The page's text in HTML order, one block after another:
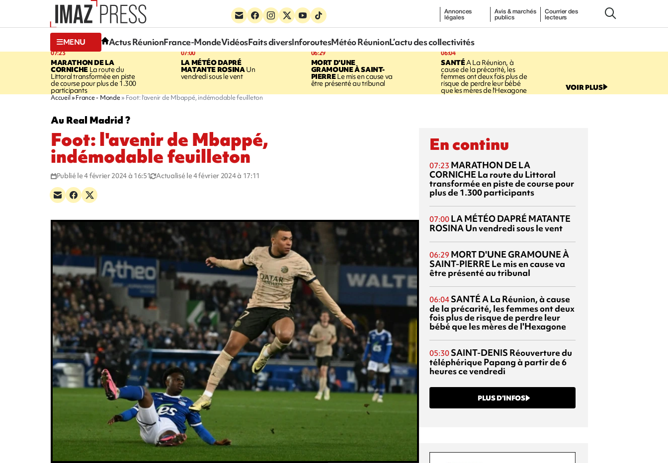
Annonces
légales
Avis & marchés
publics
Courrier des
lecteurs
MENU Actus RéunionFrance-MondeVidéosFaits diversInforoutesMétéo RéunionL’actu des collectivités
07:23
MARATHON DE LA
CORNICHELa route du
Littoral transformée en piste
de course pour plus de 1.300
participants
07:00
LA MÉTÉO DAPRÉ
MATANTE ROSINAUn
vendredi sous le vent
06:29
MORT D'UNE
GRAMOUNE À SAINT-
PIERRELe mis en cause va
être présenté au tribunal
06:04
SANTÉA La Réunion, à
cause de la précarité, les
femmes ont deux fois plus de
risque de perdre leur bébé
que les mères de l'Hexagone VOIR PLUS
Accueil France - Monde Foot: l'avenir de Mbappé, indémodable feuilleton
Au Real Madrid ?
Foot: l'avenir de Mbappé,
indémodable feuilleton
Publié le 4 février 2024 à 16:51 Actualisé le 4 février 2024 à 17:11
En continu
07:23 MARATHON DE LA
CORNICHE La route du Littoral
transformée en piste de course pour
plus de 1.300 participants
07:00 LA MÉTÉO DAPRÉ MATANTE
ROSINAUn vendredi sous le vent
06:29 MORT D'UNE GRAMOUNE À
SAINT-PIERRE Le mis en cause va
être présenté au tribunal
06:04 SANTÉA La Réunion, à cause
de la précarité, les femmes ont deux
fois plus de risque de perdre leur
bébé que les mères de l'Hexagone
05:30 SAINT-DENIS Réouverture du
téléphérique Papang à partir de 6
heures ce vendredi
PLUS D’INFOS